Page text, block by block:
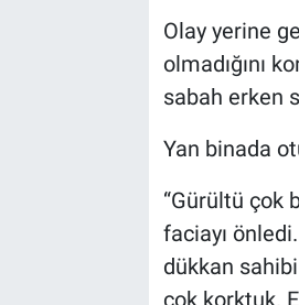
Olay yerine
olmadığını
sabah erken
Yan binada
“Gürültü çok
faciayı
dükkan